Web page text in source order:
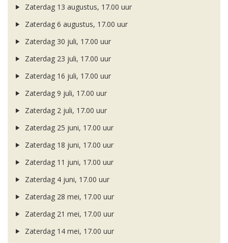
Zaterdag 13 augustus, 17.00 uur
Zaterdag 6 augustus, 17.00 uur
Zaterdag 30 juli, 17.00 uur
Zaterdag 23 juli, 17.00 uur
Zaterdag 16 juli, 17.00 uur
Zaterdag 9 juli, 17.00 uur
Zaterdag 2 juli, 17.00 uur
Zaterdag 25 juni, 17.00 uur
Zaterdag 18 juni, 17.00 uur
Zaterdag 11 juni, 17.00 uur
Zaterdag 4 juni, 17.00 uur
Zaterdag 28 mei, 17.00 uur
Zaterdag 21 mei, 17.00 uur
Zaterdag 14 mei, 17.00 uur